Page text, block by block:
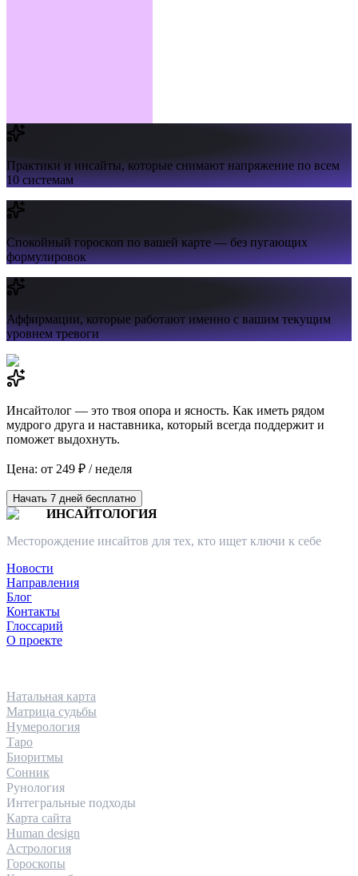
Практики и инсайты,которые снимают напряжение по всем
10 системам
Спокойный гороскоппо вашей карте — без пугающих
формулировок
Аффирмации,которые работают именно с вашим текущим
уровнем тревоги
Инсайтолог — это твоя опора и ясность. Как иметь рядом
мудрого друга и наставника, который всегда поддержит и
поможет выдохнуть.
Цена: от 249 ₽ / неделя
Начать 7 дней бесплатно
ИНСАЙТОЛОГИЯ
Месторождение инсайтов для тех, кто ищет ключи к себе
Новости
Направления
Блог
Контакты
Глоссарий
О проекте
Натальная карта
Матрица судьбы
Нумерология
Таро
Биоритмы
Сонник
Рунология
Интегральные подходы
Карта сайта
Human design
Астрология
Гороскопы